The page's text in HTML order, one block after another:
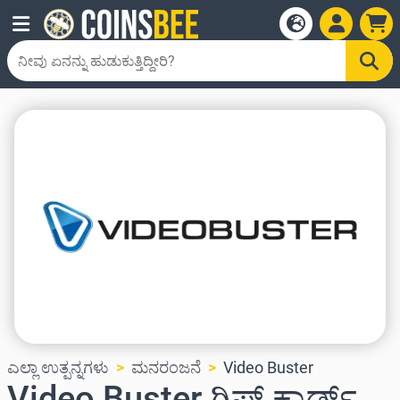
ಎಲ್ಲಾ ಉತ್ಪನ್ನಗಳು ಮನರಂಜನೆ Video Buster